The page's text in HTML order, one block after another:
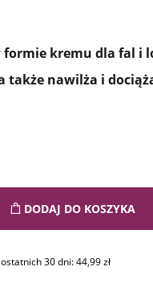
formie kremu dla fal i
także nawilża i
DODAJ DO KOSZYKA
30 dni:44,99zł